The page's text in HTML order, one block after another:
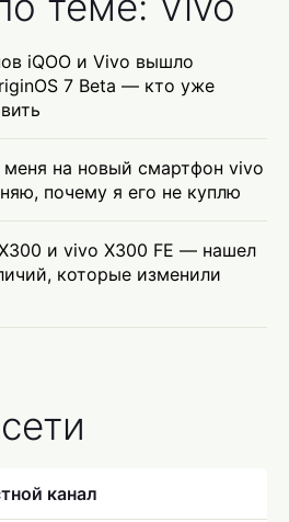
iQOO и Vivo вышло
7 Beta — кто уже
меня на новый смартфон vivo
почему я его не куплю
и vivo X300 FE — нашел
которые изменили
канал